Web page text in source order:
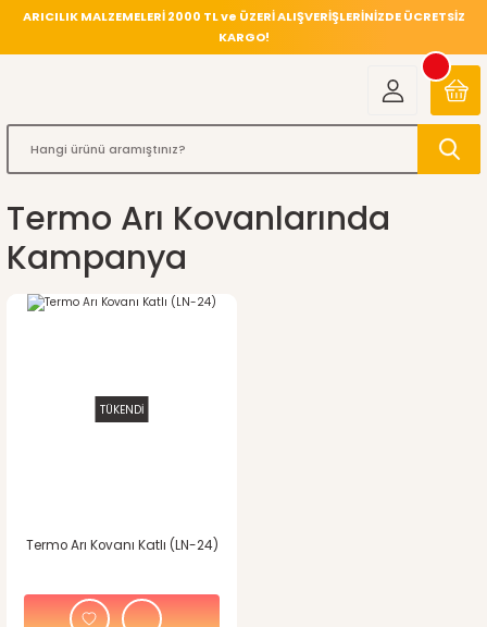
ARICILIK MALZEMELERİ 2000 TL ve ÜZERİ ALIŞVERİŞLERİNİZDE ÜCRETSİZ
KARGO!
Termo Arı Kovanlarında
Kampanya
TÜKENDİ
Termo Arı Kovanı Katlı (LN-24)